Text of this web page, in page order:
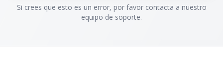
Si crees que esto es un error, por favor contacta a nuestro
equipo de soporte.